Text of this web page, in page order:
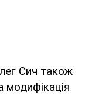
Сич також
модифікація